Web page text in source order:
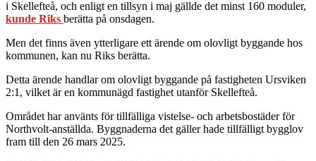
i Skellefteå, och enligt en tillsyn i maj gällde det minst 160 moduler,
kunde Riks berätta på onsdagen.
Men det finns även ytterligare ett ärende om olovligt byggande hos
kommunen, kan nu Riks berätta.
Detta ärende handlar om olovligt byggande på fastigheten Ursviken
2:1, vilket är en kommunägd fastighet utanför Skellefteå.
Området har använts för tillfälliga vistelse- och arbetsbostäder för
Northvolt-anställda. Byggnaderna det gäller hade tillfälligt bygglov
fram till den 26 mars 2025.